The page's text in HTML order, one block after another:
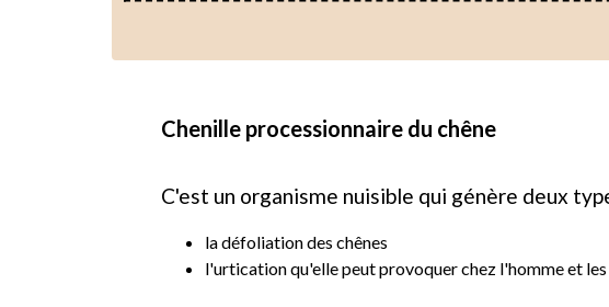
Chenille processionnaire du chêne
C'est un organisme nuisible qui génère deux
la défoliation des chênes
l'urtication qu'elle peut provoquer chez l'homme et